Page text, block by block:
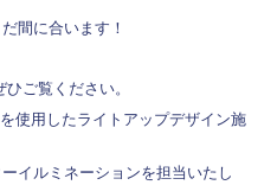
間に合います！
ご覧ください。
使用したライトアップデザイン施
イルミネーションを担当いたし